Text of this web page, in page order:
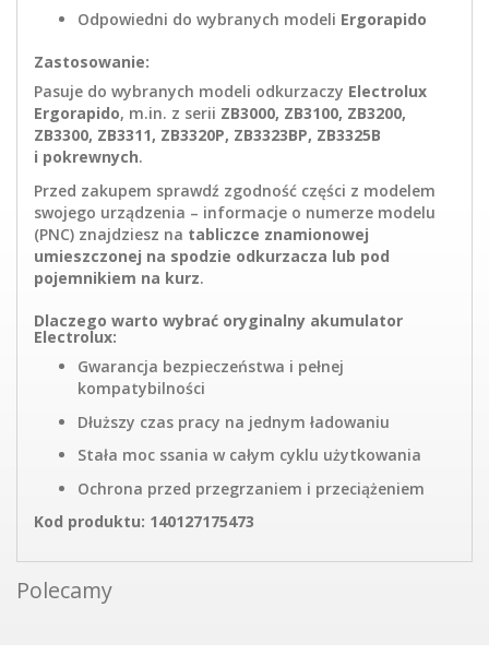
Odpowiedni do wybranych modeli Ergorapido
Zastosowanie:
Pasuje do wybranych modeli odkurzaczy Electrolux
Ergorapido, m.in. z serii ZB3000, ZB3100, ZB3200,
ZB3300, ZB3311, ZB3320P, ZB3323BP, ZB3325B
i pokrewnych.
Przed zakupem sprawdź zgodność części z modelem
swojego urządzenia – informacje o numerze modelu
(PNC) znajdziesz na tabliczce znamionowej
umieszczonej na spodzie odkurzacza lub pod
pojemnikiem na kurz.
Dlaczego warto wybrać oryginalny akumulator
Electrolux:
Gwarancja bezpieczeństwa i pełnej
kompatybilności
Dłuższy czas pracy na jednym ładowaniu
Stała moc ssania w całym cyklu użytkowania
Ochrona przed przegrzaniem i przeciążeniem
Kod produktu: 140127175473
Polecamy